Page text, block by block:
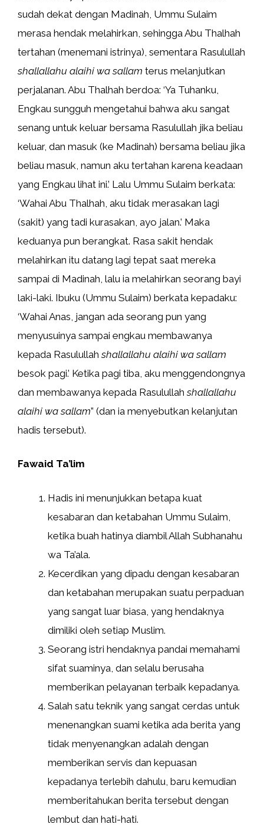
sudah dekat dengan Madinah, Ummu Sulaim
merasa hendak melahirkan, sehingga Abu Thalhah
tertahan (menemani istrinya), sementara Rasulullah
shallallahu alaihi wa sallam terus melanjutkan
perjalanan. Abu Thalhah berdoa: ‘Ya Tuhanku,
Engkau sungguh mengetahui bahwa aku sangat
senang untuk keluar bersama Rasulullah jika beliau
keluar, dan masuk (ke Madinah) bersama beliau jika
beliau masuk, namun aku tertahan karena keadaan
yang Engkau lihat ini.’ Lalu Ummu Sulaim berkata:
‘Wahai Abu Thalhah, aku tidak merasakan lagi
(sakit) yang tadi kurasakan, ayo jalan.’ Maka
keduanya pun berangkat. Rasa sakit hendak
melahirkan itu datang lagi tepat saat mereka
sampai di Madinah, lalu ia melahirkan seorang bayi
laki-laki. Ibuku (Ummu Sulaim) berkata kepadaku:
‘Wahai Anas, jangan ada seorang pun yang
menyusuinya sampai engkau membawanya
kepada Rasulullahshallallahu alaihi wa sallam
besok pagi.’ Ketika pagi tiba, aku menggendongnya
dan membawanya kepada Rasulullahshallallahu
alaihi wa sallam” (dan ia menyebutkan kelanjutan
hadis tersebut).
Fawaid Ta’lim
Hadis ini menunjukkan betapa kuat
kesabaran dan ketabahan Ummu Sulaim,
ketika buah hatinya diambil Allah Subhanahu
wa Ta’ala.
Kecerdikan yang dipadu dengan kesabaran
dan ketabahan merupakan suatu perpaduan
yang sangat luar biasa, yang hendaknya
dimiliki oleh setiap Muslim.
Seorang istri hendaknya pandai memahami
sifat suaminya, dan selalu berusaha
memberikan pelayanan terbaik kepadanya.
Salah satu teknik yang sangat cerdas untuk
menenangkan suami ketika ada berita yang
tidak menyenangkan adalah dengan
memberikan servis dan kepuasan
kepadanya terlebih dahulu, baru kemudian
memberitahukan berita tersebut dengan
lembut dan hati-hati.